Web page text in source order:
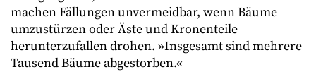
machen Fällungen unvermeidbar, wenn Bäume
umzustürzen oder Äste und Kronenteile
herunterzufallen drohen. »Insgesamt sind mehrere
Tausend Bäume abgestorben.«